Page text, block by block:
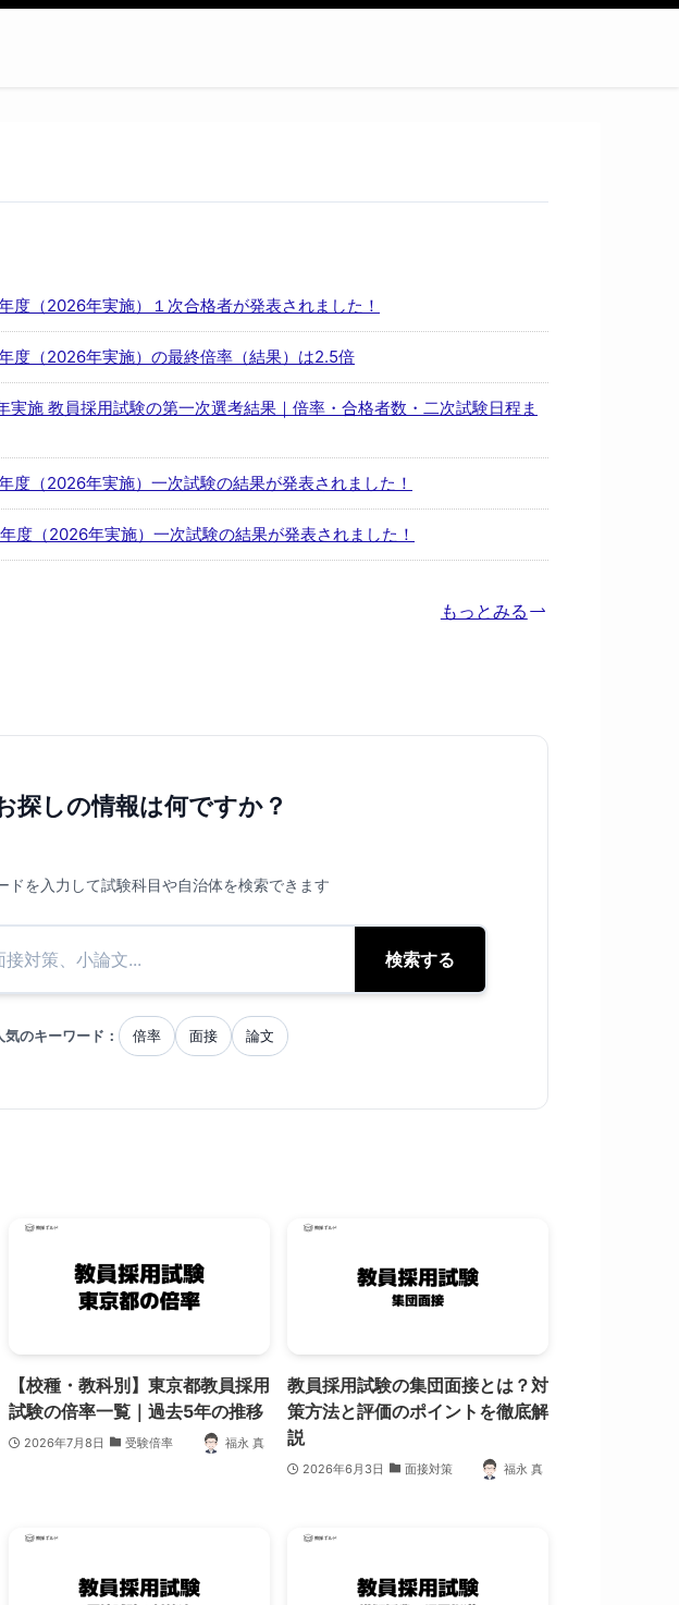
度（2026年実施）１次合格者が発表されました！
度（2026年実施）の最終倍率（結果）は2.5倍
実施 教員採用試験の第一次選考結果｜倍率・合格者数・二次試験日程ま
度（2026年実施）一次試験の結果が発表されました！
度（2026年実施）一次試験の結果が発表されました！
もっとみる
探しの情報は何ですか？
ドを入力して試験科目や自治体を検索できます
検索する
気のキーワード： 倍率 面接 論文
【校種・教科別】東京都教員採用
試験の倍率一覧｜過去5年の推移
2026年7月8日 受験倍率 福永 真
教員採用試験の集団面接とは？対
策方法と評価のポイントを徹底解
説
2026年6月3日 面接対策 福永 真